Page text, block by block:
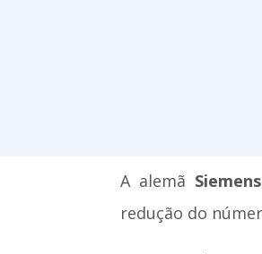
A alemã Siemens
redução do